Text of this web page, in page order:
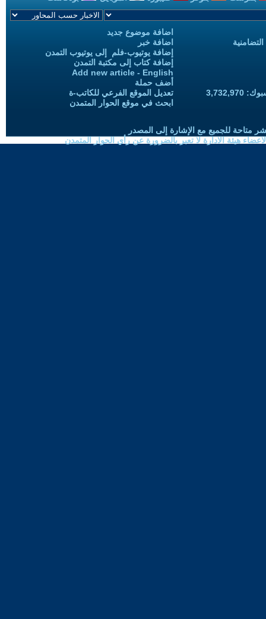
اضافة موضوع جديد
اضافة خبر
إضافة يوتيوب-فلم إلى يوتيوب التمدن
إضافة كتاب إلى مكتبة التمدن
Add new article - English
أضف حملة
تعديل الموقع الفرعي للكاتب-ة
ابحث في موقع الحوار المتمدن
متاحة للجميع مع الإشارة إلى المصدر
هيئة الادارة لا تعبر بالضرورة عن رأي الحوار المتمدن